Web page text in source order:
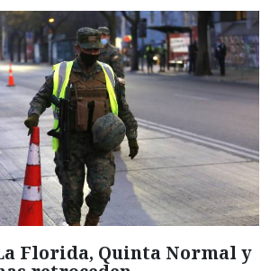
Florida, Quinta Normal y